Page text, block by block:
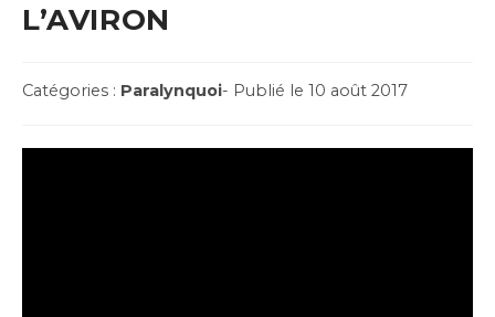
L’AVIRON
Post
Catégories : ParalynquoiPost
- Publié le 10 août 2017